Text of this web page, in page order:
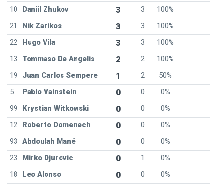
10
Daniil Zhukov 3 3
100%
21
Nik Zarikos 3 3
100%
22
Hugo Vila 3 3
100%
13
Tommaso De Angelis 2 2
100%
19
Juan Carlos Sempere 1 2
50%
5
Pablo Vainstein 0 0
0%
99
Krystian Witkowski 0 0
0%
12
Roberto Domenech 0 0
0%
93
Abdoulah Mané 0 0
0%
23
Mirko Djurovic 0 1
0%
18
Leo Alonso 0 0
0%